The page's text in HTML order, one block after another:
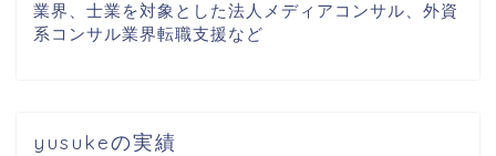
業界、士業を対象とした法人メディアコンサル、外資
系コンサル業界転職支援など
yusukeの実績